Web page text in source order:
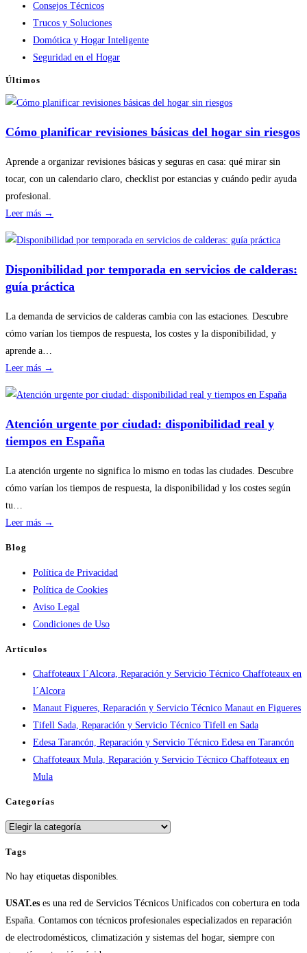
Consejos Técnicos
Trucos y Soluciones
Domótica y Hogar Inteligente
Seguridad en el Hogar
Últimos
Cómo planificar revisiones básicas del hogar sin riesgos
Aprende a organizar revisiones básicas y seguras en casa: qué mirar sin
tocar, con un calendario claro, checklist por estancias y cuándo pedir ayuda
profesional.
Leer más →
planificar
revisiones
básicas
hogar
sin
Disponibilidad por temporada en servicios de calderas:
guía práctica
La demanda de servicios de calderas cambia con las estaciones. Descubre
cómo varían los tiempos de respuesta, los costes y la disponibilidad, y
aprende a…
Leer más →
por
temporada
de
calderas:
Atención urgente por ciudad: disponibilidad real y
tiempos en España
La atención urgente no significa lo mismo en todas las ciudades. Descubre
cómo varían los tiempos de respuesta, la disponibilidad y los costes según
tu…
Leer más →
por
ciudad:
disponibilidad
real
en
España
Blog
Política de Privacidad
Política de Cookies
Aviso Legal
Condiciones de Uso
Artículos
Chaffoteaux l´Alcora, Reparación y Servicio Técnico Chaffoteaux en
l´Alcora
Manaut Figueres, Reparación y Servicio Técnico Manaut en Figueres
Tifell Sada, Reparación y Servicio Técnico Tifell en Sada
Edesa Tarancón, Reparación y Servicio Técnico Edesa en Tarancón
Chaffoteaux Mula, Reparación y Servicio Técnico Chaffoteaux en
Mula
Categorías
Categorías
Tags
No hay etiquetas disponibles.
USAT.es es una red de Servicios Técnicos Unificados con cobertura en toda
España. Contamos con técnicos profesionales especializados en reparación
de electrodomésticos, climatización y sistemas del hogar, siempre con